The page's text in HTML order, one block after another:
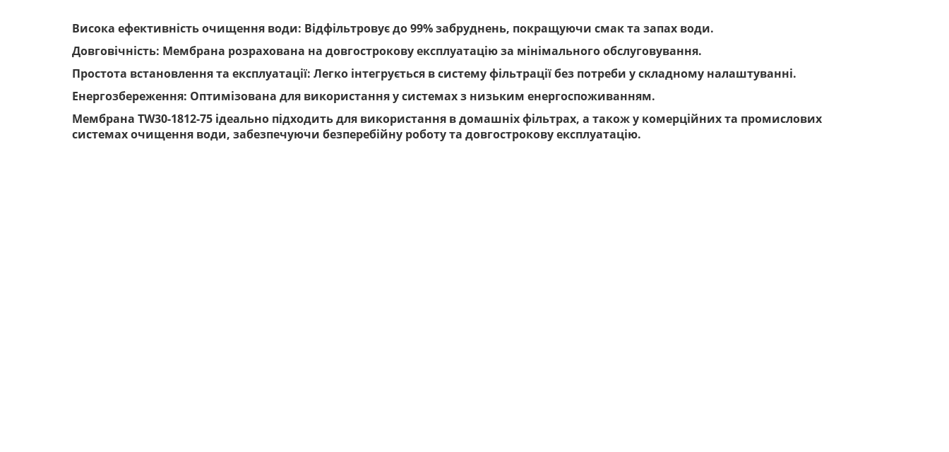
Висока ефективність очищення води: Відфільтровує до 99% забруднень, покращуючи смак та запах води.
Довговічність: Мембрана розрахована на довгострокову експлуатацію за мінімального обслуговування.
Простота встановлення та експлуатації: Легко інтегрується в систему фільтрації без потреби у складному налаштуванні.
Енергозбереження: Оптимізована для використання у системах з низьким енергоспоживанням.
Мембрана TW30-1812-75 ідеально підходить для використання в домашніх фільтрах, а також у комерційних та промислових
системах очищення води, забезпечуючи безперебійну роботу та довгострокову експлуатацію.